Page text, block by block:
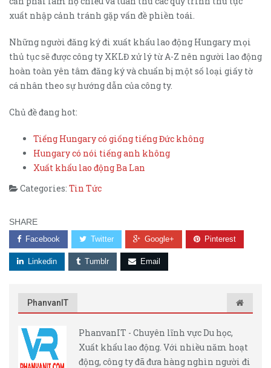
xuất nhập cảnh tránh gặp vấn đề phiền toái.
Những người đăng ký đi xuất khẩu lao động Hungary mọi
thủ tục sẽ được công ty XKLĐ xử lý từ A-Z nên người lao động
hoàn toàn yên tâm đăng ký và chuẩn bị một số loại giấy tờ
cá nhân theo sự hướng dẫn của công ty.
Chủ đề đang hot:
Tiếng Hungary có giống tiếng Đức không
Hungary có nói tiếng anh không
Xuất khẩu lao động Ba Lan
Categories: Tin Tức
SHARE
Facebook Twitter Google+ Pinterest
Linkedin Tumblr Email
PhanvanIT
PhanvanIT - Chuyên lĩnh vực Du học,
Xuất khẩu lao động. Với nhiều năm hoạt
động, công ty đã đưa hàng nghìn người đi